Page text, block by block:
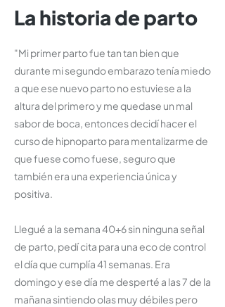
La historia de parto
"Mi primer parto fue tan tan bien que
durante mi segundo embarazo tenía miedo
a que ese nuevo parto no estuviese a la
altura del primero y me quedase un mal
sabor de boca, entonces decidí hacer el
curso de hipnoparto para mentalizarme de
que fuese como fuese, seguro que
también era una experiencia única y
positiva.
Llegué a la semana 40+6 sin ninguna señal
de parto, pedí cita para una eco de control
el día que cumplía 41 semanas. Era
domingo y ese día me desperté a las 7 de la
mañana sintiendo olas muy débiles pero